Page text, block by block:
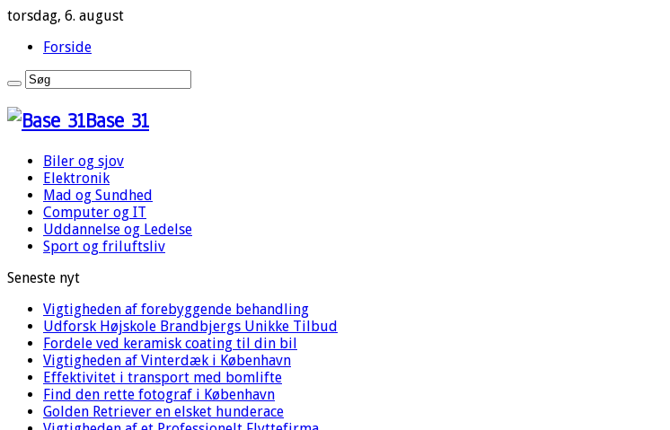
torsdag, 6. august
Forside
Base 31
Biler og sjov
Elektronik
Mad og Sundhed
Computer og IT
Uddannelse og Ledelse
Sport og friluftsliv
Seneste nyt
Vigtigheden af forebyggende behandling
Udforsk Højskole Brandbjergs Unikke Tilbud
Fordele ved keramisk coating til din bil
Vigtigheden af Vinterdæk i København
Effektivitet i transport med bomlifte
Find den rette fotograf i København
Golden Retriever en elsket hunderace